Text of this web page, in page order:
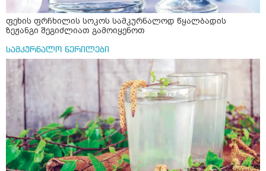
ფეხის ფრჩხილის სოკოს სამკურნალოდ წყალბადის
ზეჟანგი შეგიძლიათ გამოიყენოთ
სამკურნალო წერილები